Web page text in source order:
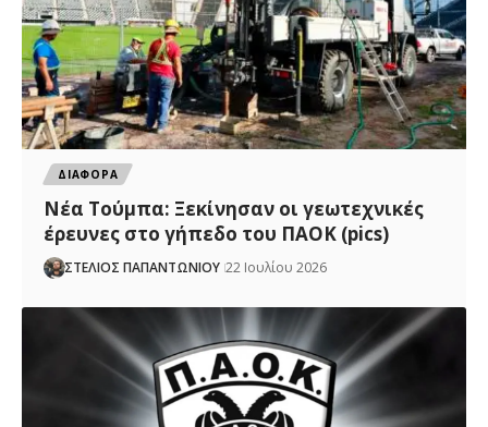
ΔΙΑΦΟΡΑ
Νέα Τούμπα: Ξεκίνησαν οι γεωτεχνικές
έρευνες στο γήπεδο του ΠΑΟΚ (pics)
ΣΤΕΛΙΟΣ ΠΑΠΑΝΤΩΝΙΟΥ 22 Ιουλίου 2026